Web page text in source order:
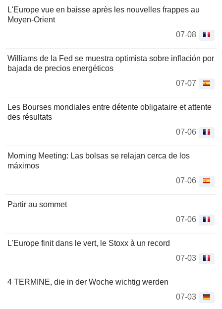
L'Europe vue en baisse après les nouvelles frappes au
Moyen-Orient
07-08
Williams de la Fed se muestra optimista sobre inflación por
bajada de precios energéticos
07-07
Les Bourses mondiales entre détente obligataire et attente
des résultats
07-06
Morning Meeting: Las bolsas se relajan cerca de los
máximos
07-06
Partir au sommet
07-06
L'Europe finit dans le vert, le Stoxx à un record
07-03
4 TERMINE, die in der Woche wichtig werden
07-03